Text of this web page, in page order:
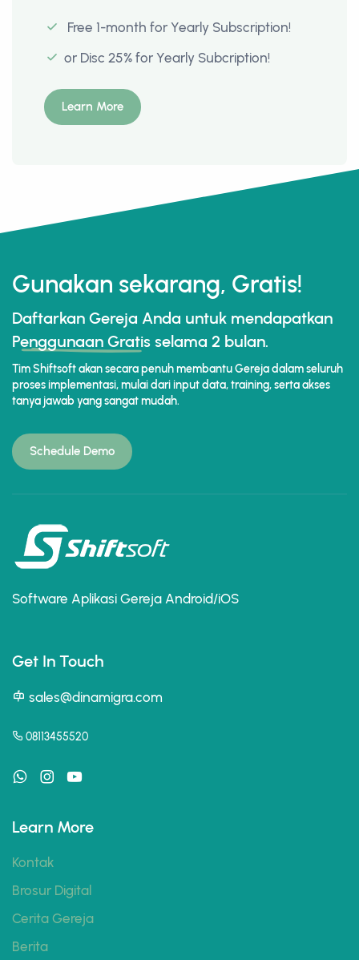
Free 1-month for Yearly Subscription!
or Disc 25% for Yearly Subcription!
Learn More
Gunakan sekarang, Gratis!
Daftarkan Gereja Anda untuk mendapatkan
Penggunaan Gratis selama 2 bulan.
Tim Shiftsoft akan secara penuh membantu Gereja dalam seluruh
proses implementasi, mulai dari input data, training, serta akses
tanya jawab yang sangat mudah.
Schedule Demo
Software Aplikasi Gereja Android/iOS
Get In Touch
sales@dinamigra.com
08113455520
Learn More
Kontak
Brosur Digital
Cerita Gereja
Berita